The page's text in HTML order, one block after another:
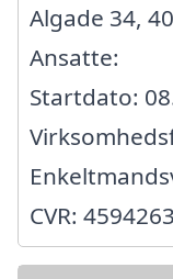
Algade 34,
Ansatte:
Startdato:
CVR: